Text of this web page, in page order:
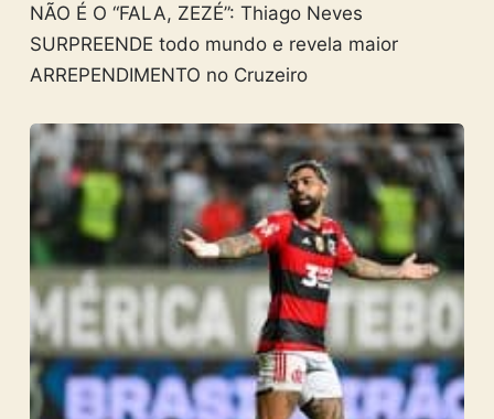
NÃO É O “FALA, ZEZÉ”: Thiago Neves
SURPREENDE todo mundo e revela maior
ARREPENDIMENTO no Cruzeiro